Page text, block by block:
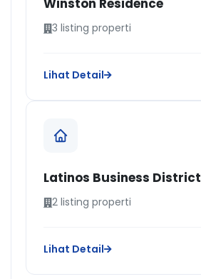
Winston Residence
3 listing properti
Lihat Detail
Latinos Business District
2 listing properti
Lihat Detail